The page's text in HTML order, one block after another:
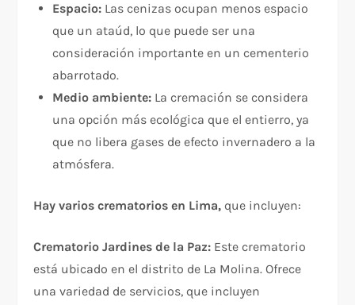
Espacio: Las cenizas ocupan menos espacio
que un ataúd, lo que puede ser una
consideración importante en un cementerio
abarrotado.
Medio ambiente: La cremación se considera
una opción más ecológica que el entierro, ya
que no libera gases de efecto invernadero a la
atmósfera.
Hay varios crematorios en Lima, que incluyen:
Crematorio Jardines de la Paz: Este crematorio
está ubicado en el distrito de La Molina. Ofrece
una variedad de servicios, que incluyen